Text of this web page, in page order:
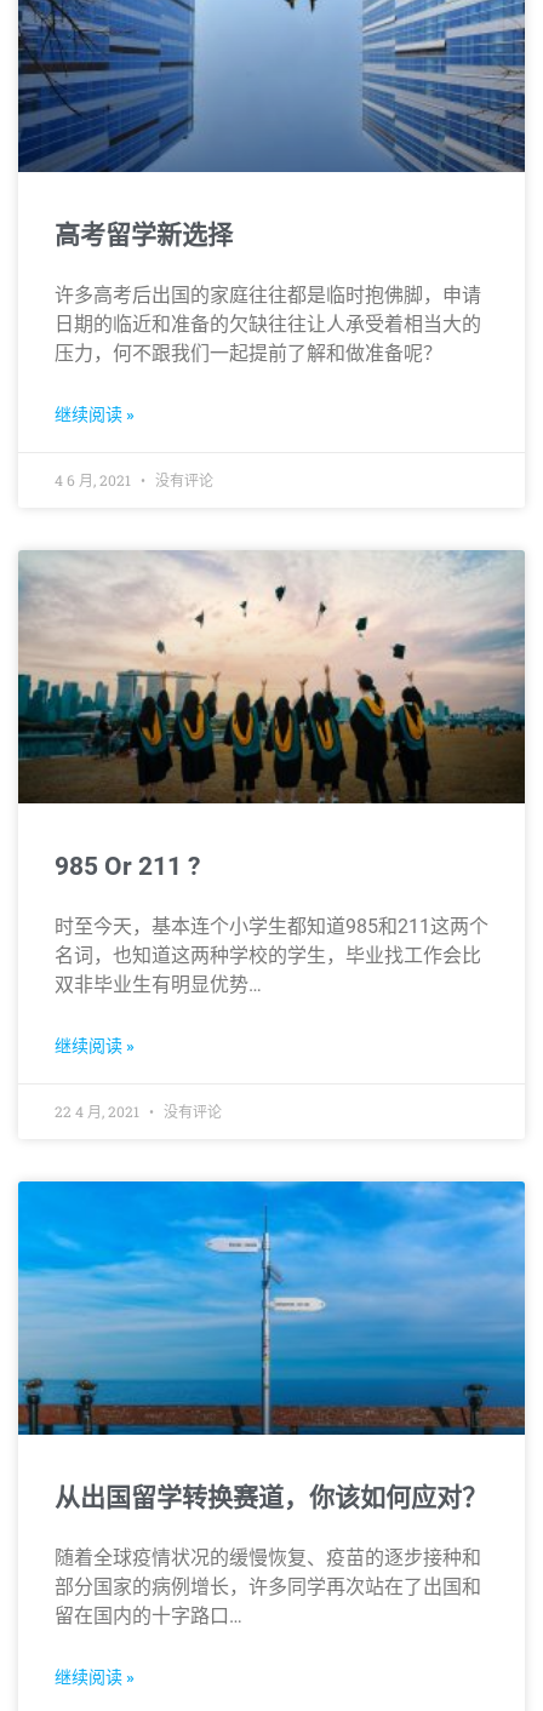
高考留学新选择
许多高考后出国的家庭往往都是临时抱佛脚，申请
日期的临近和准备的欠缺往往让人承受着相当大的
压力，何不跟我们一起提前了解和做准备呢？
继续阅读 »
4 6 月, 2021 没有评论
985 Or 211 ?
时至今天，基本连个小学生都知道985和211这两个
名词，也知道这两种学校的学生，毕业找工作会比
双非毕业生有明显优势…
继续阅读 »
22 4 月, 2021 没有评论
从出国留学转换赛道，你该如何应对？
随着全球疫情状况的缓慢恢复、疫苗的逐步接种和
部分国家的病例增长，许多同学再次站在了出国和
留在国内的十字路口…
继续阅读 »